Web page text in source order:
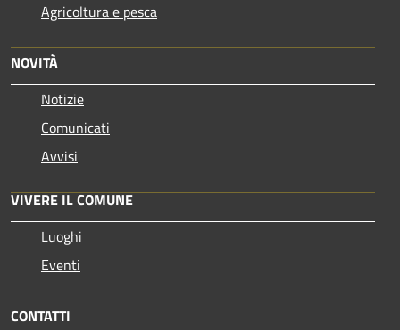
Agricoltura e pesca
NOVITÀ
Notizie
Comunicati
Avvisi
VIVERE IL COMUNE
Luoghi
Eventi
CONTATTI